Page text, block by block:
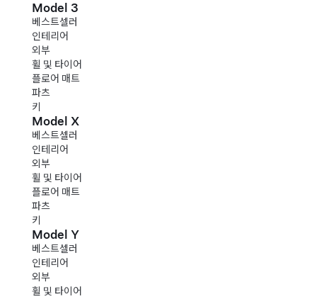
Model 3
베스트셀러
인테리어
외부
휠 및 타이어
플로어 매트
파츠
키
Model X
베스트셀러
인테리어
외부
휠 및 타이어
플로어 매트
파츠
키
Model Y
베스트셀러
인테리어
외부
휠 및 타이어